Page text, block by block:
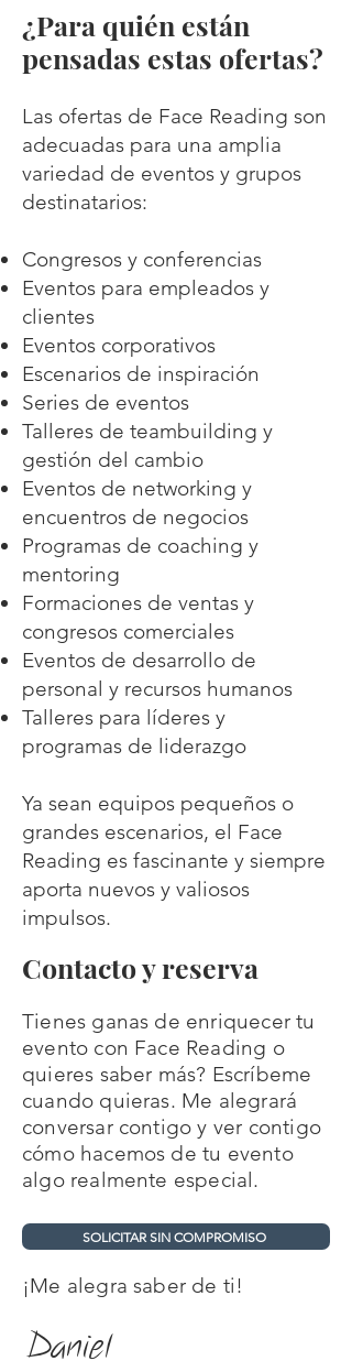
¿Para quién están
pensadas estas ofertas?
Las ofertas de Face Reading son
adecuadas para una amplia
variedad de eventos y grupos
destinatarios:
Congresos y conferencias
Eventos para empleados y
clientes
Eventos corporativos
Escenarios de inspiración
Series de eventos
Talleres de teambuilding y
gestión del cambio
Eventos de networking y
encuentros de negocios
Programas de coaching y
mentoring
Formaciones de ventas y
congresos comerciales
Eventos de desarrollo de
personal y recursos humanos
Talleres para líderes y
programas de liderazgo
Ya sean equipos pequeños o
grandes escenarios, el Face
Reading es fascinante y siempre
aporta nuevos y valiosos
impulsos.
Contacto y reserva
Tienes ganas de enriquecer tu
evento con Face Reading o
quieres saber más? Escríbeme
cuando quieras. Me alegrará
conversar contigo y ver contigo
cómo hacemos de tu evento
algo realmente especial.
SOLICITAR SIN COMPROMISO
¡Me alegra saber de ti!
Daniel